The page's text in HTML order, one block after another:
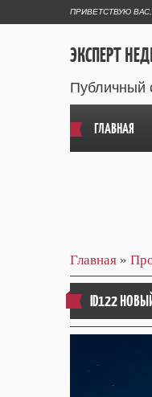
ПРИВЕТСТВУЮ ВАС
ЭКСПЕРТ
Публичный
ГЛАВНАЯ
Главная »
ID122